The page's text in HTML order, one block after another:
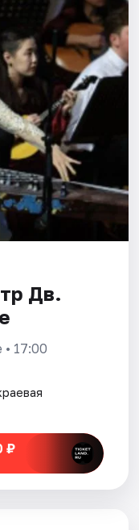
Дв.
• 17:00
₽